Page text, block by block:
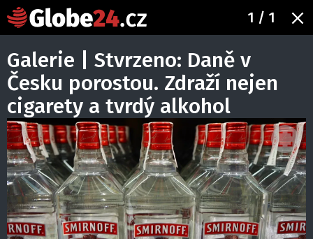
1 / 1
Galerie | Stvrzeno: Daně v
Česku porostou. Zdraží nejen
cigarety a tvrdý alkohol